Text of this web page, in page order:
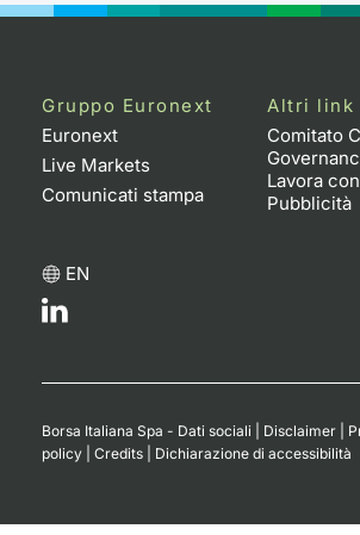
Gruppo Euronext
Euronext
Live Markets
Comunicati stampa
Altri link
Comitato
Lavora
Pubblicità
EN
Borsa Italiana Spa - Dati sociali Disclaimer
policy
Credits Dichiarazione di accessibilità